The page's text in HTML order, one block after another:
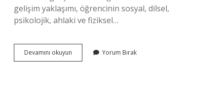
gelişim yaklaşımı, öğrencinin sosyal, dilsel,
psikolojik, ahlaki ve fiziksel…
Devamını okuyun Bütünsel
Insan
Yorum Bırak